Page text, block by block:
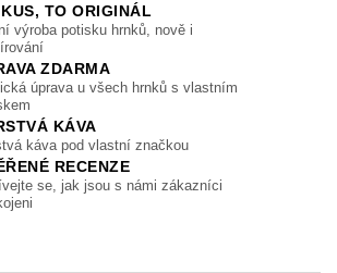
TO ORIGINÁL
výroba potisku hrnků, nově i
ZDARMA
úprava u všech hrnků s vlastním
KÁVA
káva pod vlastní značkou
RECENZE
se, jak jsou s námi zákazníci